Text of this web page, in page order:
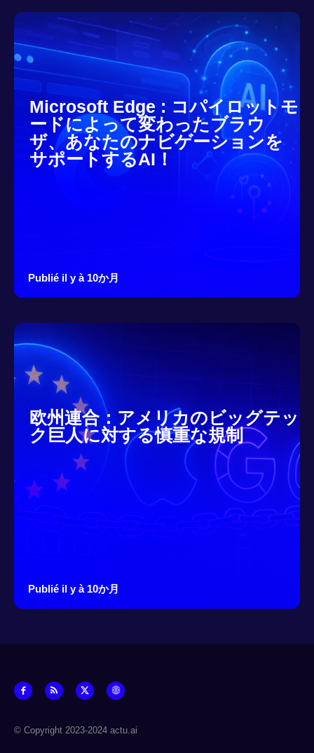
Microsoft Edge : コパイロットモ
ードによって変わったブラウ
ザ、あなたのナビゲーションを
サポートするAI！
Publié il y à 10か月
欧州連合：アメリカのビッグテッ
ク巨人に対する慎重な規制
Publié il y à 10か月
© Copyright 2023-2024 actu.ai